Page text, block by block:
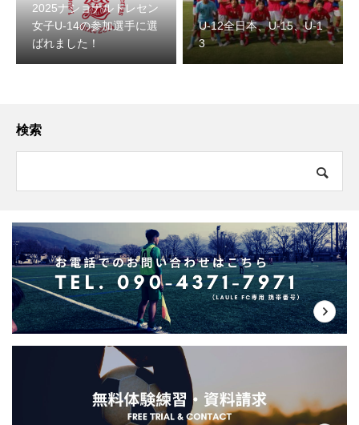
2025ナショナルトレセン
女子U-14の参加選手に選
ばれました！
U-12全日本、U-15、U-1
3
検索